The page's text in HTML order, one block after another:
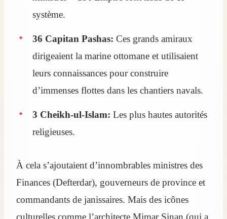
système.
36 Capitan Pashas: Ces grands amiraux
dirigeaient la marine ottomane et utilisaient
leurs connaissances pour construire
d’immenses flottes dans les chantiers navals.
3 Cheikh-ul-Islam: Les plus hautes autorités
religieuses.
À cela s’ajoutaient d’innombrables ministres des
Finances (Defterdar), gouverneurs de province et
commandants de janissaires. Mais des icônes
culturelles comme l’architecte Mimar Sinan (qui a